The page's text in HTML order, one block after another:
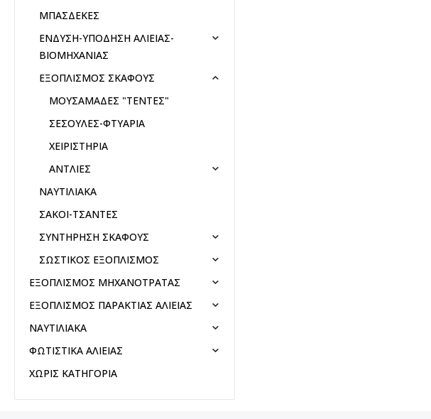
ΜΠΑΣΔΕΚΕΣ
ΕΝΔΥΣΗ-ΥΠΟΔΗΣΗ ΑΛΙΕΙΑΣ-
ΒΙΟΜΗΧΑΝΙΑΣ
ΕΞΟΠΛΙΣΜΟΣ ΣΚΑΦΟΥΣ
ΜΟΥΣΑΜΑΔΕΣ "ΤΕΝΤΕΣ"
ΣΕΣΟΥΛΕΣ-ΦΤΥΑΡΙΑ
ΧΕΙΡΙΣΤΗΡΙΑ
ΑΝΤΛΙΕΣ
ΝΑΥΤΙΛΙΑΚΑ
ΣΑΚΟΙ-ΤΣΑΝΤΕΣ
ΣΥΝΤΗΡΗΣΗ ΣΚΑΦΟΥΣ
ΣΩΣΤΙΚΟΣ ΕΞΟΠΛΙΣΜΟΣ
ΕΞΟΠΛΙΣΜΟΣ ΜΗΧΑΝΟΤΡΑΤΑΣ
ΕΞΟΠΛΙΣΜΟΣ ΠΑΡΑΚΤΙΑΣ ΑΛΙΕΙΑΣ
ΝΑΥΤΙΛΙΑΚΑ
ΦΩΤΙΣΤΙΚΑ ΑΛΙΕΙΑΣ
ΧΩΡΙΣ ΚΑΤΗΓΟΡΙΑ